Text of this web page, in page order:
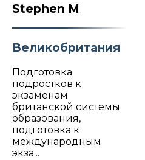
Stephen M
Великобритания
Подготовка
подростков к
экзаменам
британской системы
образования,
подготовка к
международным
экза...